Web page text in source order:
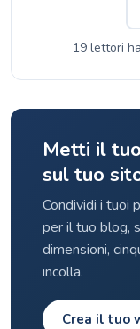
19 lettori
Metti il
sul tuo
Condividi i tuoi
per il tuo blog,
dimensioni,
incolla.
Crea il tuo